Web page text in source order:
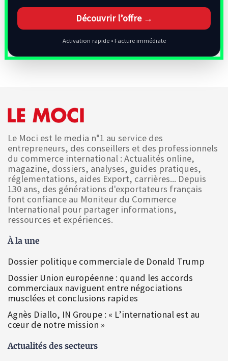
Découvrir l’offre →
Activation rapide • Facture immédiate
Le Moci est le media n°1 au service des
entrepreneurs, des conseillers et des professionnels
du commerce international : Actualités online,
magazine, dossiers, analyses, guides pratiques,
réglementations, aides Export, carrières... Depuis
130 ans, des générations d'exportateurs français
font confiance au Moniteur du Commerce
International pour partager informations,
ressources et expériences.
À la une
Dossier politique commerciale de Donald Trump
Dossier Union européenne : quand les accords
commerciaux naviguent entre négociations
musclées et conclusions rapides
Agnès Diallo, IN Groupe : « L’international est au
cœur de notre mission »
Actualités des secteurs